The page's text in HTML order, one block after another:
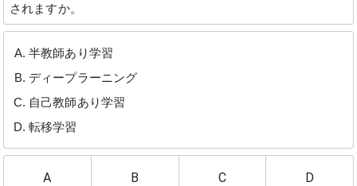
されますか。
半教師あり学習
ディープラーニング
自己教師あり学習
転移学習
A B C D